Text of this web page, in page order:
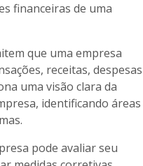
financeiras de uma
que uma empresa
receitas, despesas
uma visão clara da
identificando áreas
pode avaliar seu